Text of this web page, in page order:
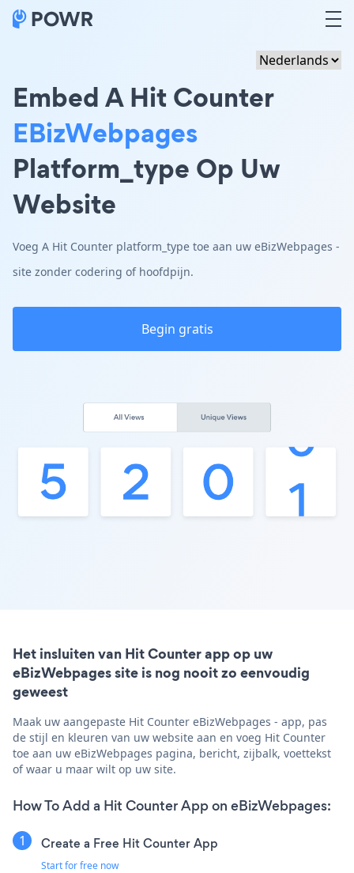
Embed A Hit Counter
EBizWebpages
Platform_type Op Uw
Website
Voeg A Hit Counter platform_type toe aan uw eBizWebpages -
site zonder codering of hoofdpijn.
Begin gratis
Het insluiten van Hit Counter app op uw
eBizWebpages site is nog nooit zo eenvoudig
geweest
Maak uw aangepaste Hit Counter eBizWebpages - app, pas
de stijl en kleuren van uw website aan en voeg Hit Counter
toe aan uw eBizWebpages pagina, bericht, zijbalk, voettekst
of waar u maar wilt op uw site.
How To Add a Hit Counter App on eBizWebpages:
Create a Free Hit Counter App
Start for free now